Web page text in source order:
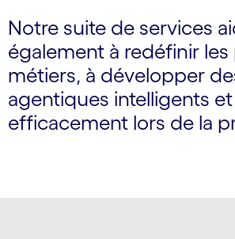
Notre suite de services
également à redéfinir
métiers, à développer
agentiques intelligents
efficacement lors de la